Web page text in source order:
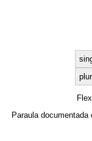
Paraula